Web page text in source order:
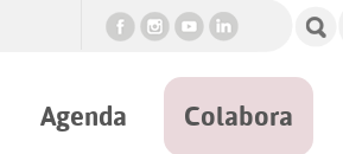
Agenda Colabora